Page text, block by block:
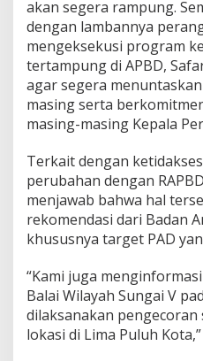
akan segera rampung.
dengan lambannya
mengeksekusi program
tertampung di APBD,
agar segera
masing serta
masing-masing Kepala
Terkait dengan
perubahan dengan
menjawab bahwa hal
rekomendasi dari Badan
khususnya target PAD
“Kami juga
Balai Wilayah Sungai V
dilaksanakan
lokasi di Lima Puluh